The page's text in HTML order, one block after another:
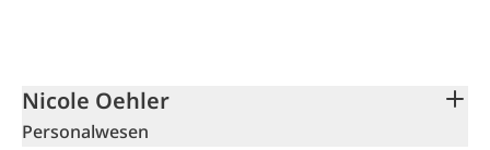
Nicole Oehler
Personalwesen